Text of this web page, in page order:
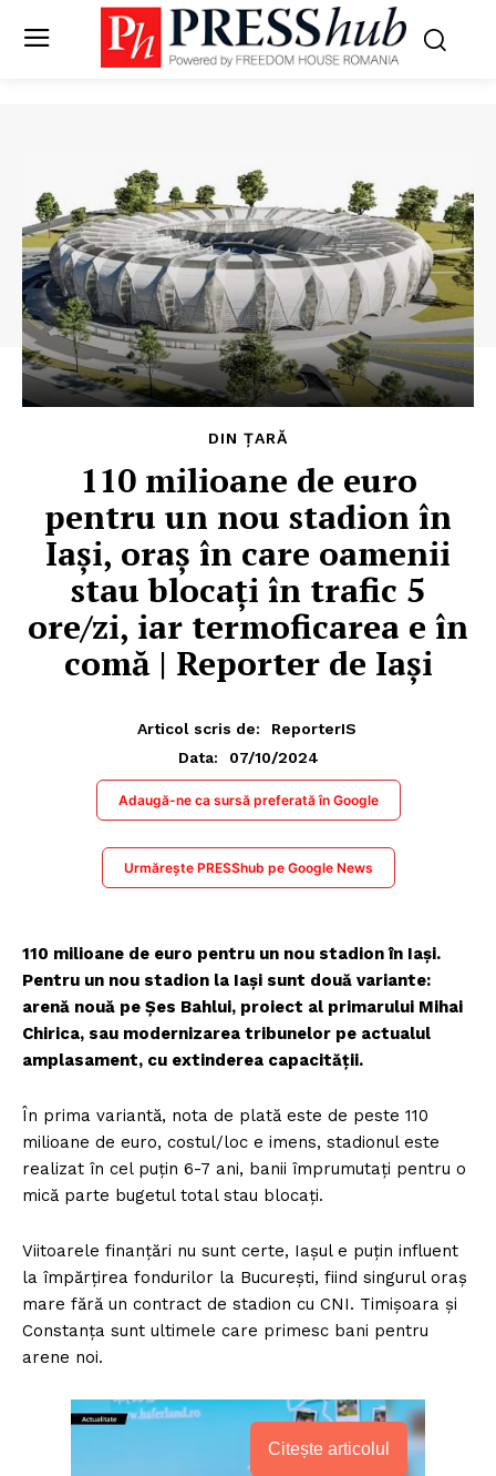
DIN ȚARĂ
110 milioane de euro
pentru un nou stadion în
Iași, oraș în care oamenii
stau blocați în trafic 5
ore/zi, iar termoficarea e în
comă | Reporter de Iași
Articol scris de:
ReporterIS
Data:
07/10/2024
Adaugă-ne ca sursă preferată în Google
Urmărește PRESShub pe Google News
110 milioane de euro pentru un nou stadion în Iași.
Pentru un nou stadion la Iași sunt două variante:
arenă nouă pe Șes Bahlui, proiect al primarului Mihai
Chirica, sau modernizarea tribunelor pe actualul
amplasament, cu extinderea capacității.
În prima variantă, nota de plată este de peste 110
milioane de euro, costul/loc e imens, stadionul este
realizat în cel puțin 6-7 ani, banii împrumutați pentru o
mică parte bugetul total stau blocați.
Viitoarele finanțări nu sunt certe, Iașul e puțin influent
la împărțirea fondurilor la București, fiind singurul oraș
mare fără un contract de stadion cu CNI. Timișoara și
Constanța sunt ultimele care primesc bani pentru
arene noi.
Citește articolul